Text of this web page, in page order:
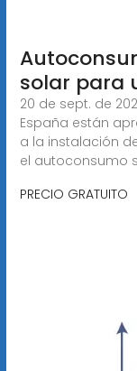
solar para
20 de sept. de
España están
a la instalación
el autoconsumo
PRECIO GRATUITO